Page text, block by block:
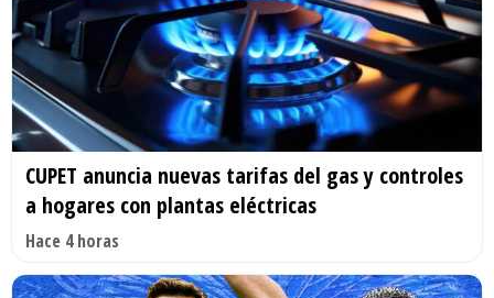
CUPET anuncia nuevas tarifas del gas y controles
a hogares con plantas eléctricas
Hace 4 horas